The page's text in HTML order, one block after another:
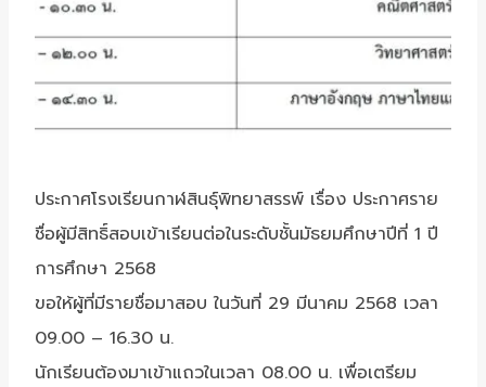
ประกาศโรงเรียนกาฬสินธุ์พิทยาสรรพ์ เรื่อง ประกาศราย
ชื่อผู้มีสิทธิ์สอบเข้าเรียนต่อในระดับชั้นมัธยมศึกษาปีที่ 1 ปี
การศึกษา 2568
ขอให้ผู้ที่มีรายชื่อมาสอบ ในวันที่ 29 มีนาคม 2568 เวลา
09.00 – 16.30 น.
นักเรียนต้องมาเข้าแถวในเวลา 08.00 น. เพื่อเตรียม